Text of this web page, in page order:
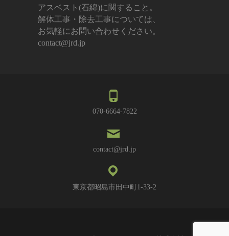
アスベスト(石綿)に関すること。
解体工事・除去工事については、
お気軽にお問い合わせください。
contact@jrd.jp
070-6664-7822
contact@jrd.jp
東京都昭島市田中町1-33-2